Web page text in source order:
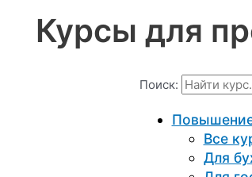
Курсы для
Поиск:
Все
Для